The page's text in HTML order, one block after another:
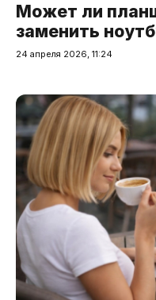
Может ли
заменить
24 апреля 2026, 11:24